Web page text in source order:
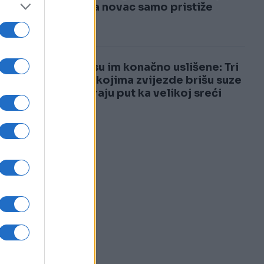
život, a novac samo pristiže
4
Želje su im konačno uslišene: Tri
znaka kojima zvijezde brišu suze
i otvaraju put ka velikoj sreći